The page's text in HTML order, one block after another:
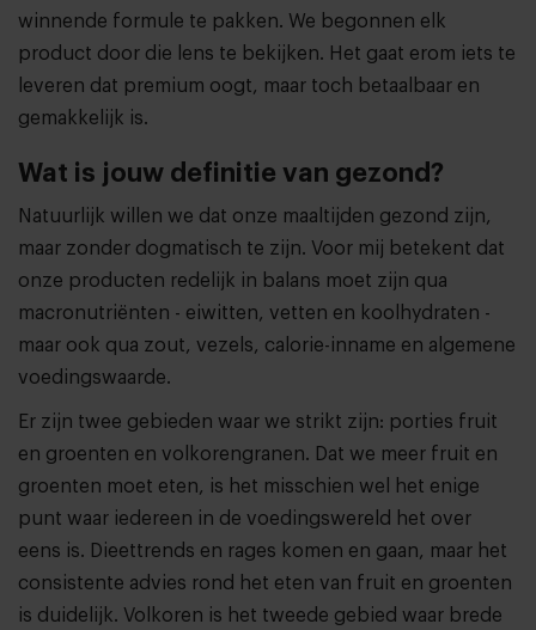
winnende formule te pakken. We begonnen elk
product door die lens te bekijken. Het gaat erom iets te
leveren dat premium oogt, maar toch betaalbaar en
gemakkelijk is.
Wat is jouw definitie van gezond?
Natuurlijk willen we dat onze maaltijden gezond zijn,
maar zonder dogmatisch te zijn. Voor mij betekent dat
onze producten redelijk in balans moet zijn qua
macronutriënten - eiwitten, vetten en koolhydraten -
maar ook qua zout, vezels, calorie-inname en algemene
voedingswaarde.
Er zijn twee gebieden waar we strikt zijn: porties fruit
en groenten en volkorengranen. Dat we meer fruit en
groenten moet eten, is het misschien wel het enige
punt waar iedereen in de voedingswereld het over
eens is. Dieettrends en rages komen en gaan, maar het
consistente advies rond het eten van fruit en groenten
is duidelijk. Volkoren is het tweede gebied waar brede